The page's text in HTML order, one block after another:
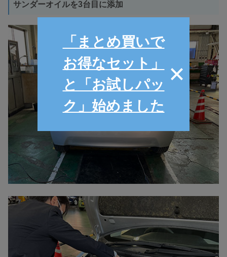
サンダーオイルを3台目に添加
「まとめ買いで
お得なセット」
と「お試しパッ
ク」始めました